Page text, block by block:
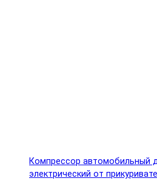
Компрессор автомобильный
электрический от